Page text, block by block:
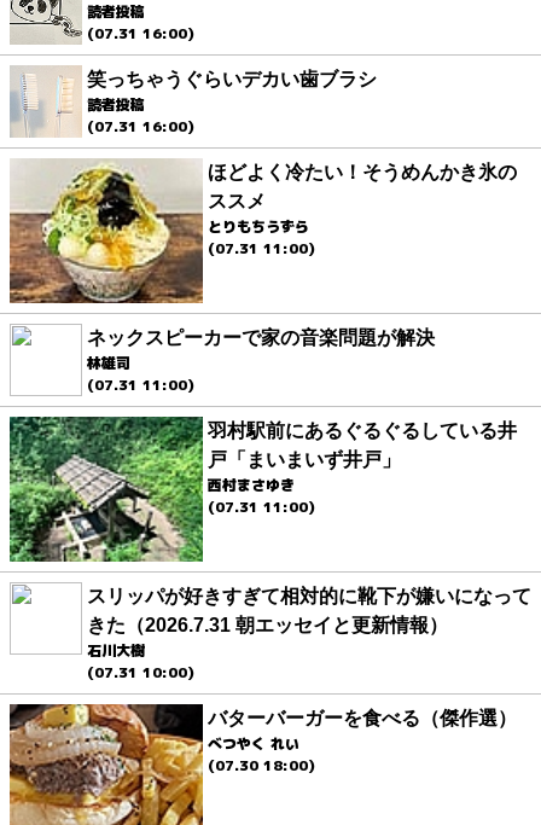
読者投稿
(07.31 16:00)
笑っちゃうぐらいデカい歯ブラシ
読者投稿
(07.31 16:00)
ほどよく冷たい！そうめんかき氷の
ススメ
とりもちうずら
(07.31 11:00)
ネックスピーカーで家の音楽問題が解決
林雄司
(07.31 11:00)
羽村駅前にあるぐるぐるしている井
戸「まいまいず井戸」
西村まさゆき
(07.31 11:00)
スリッパが好きすぎて相対的に靴下が嫌いになって
きた（2026.7.31 朝エッセイと更新情報）
石川大樹
(07.31 10:00)
バターバーガーを食べる（傑作選）
べつやく れい
(07.30 18:00)